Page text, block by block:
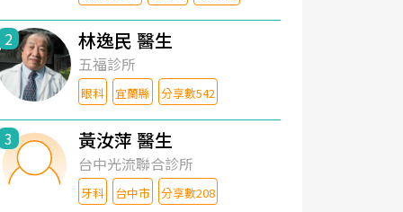
2 林逸民 醫生
五福診所
眼科 宜蘭縣 分享數542
3 黃汝萍 醫生
台中光流聯合診所
牙科 台中市 分享數208